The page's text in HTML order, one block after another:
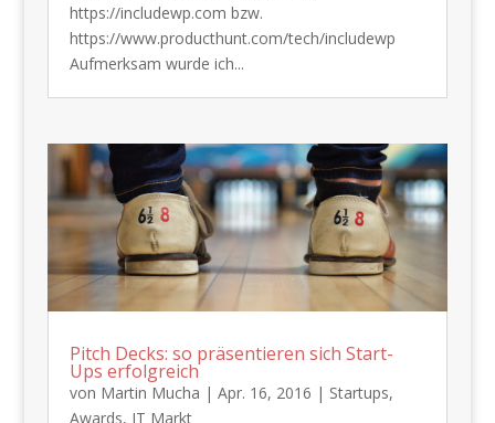
https://includewp.com bzw.
https://www.producthunt.com/tech/includewp
Aufmerksam wurde ich...
Pitch Decks: so präsentieren sich Start-
Ups erfolgreich
von Martin Mucha | Apr. 16, 2016 | Startups,
Awards, IT Markt